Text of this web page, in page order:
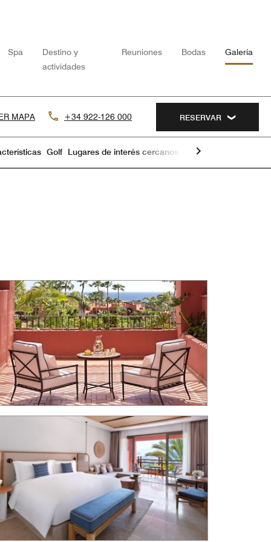
Spa
Destino y
actividades
Reuniones Bodas Galería
MAPA +34 922-126 000 RESERVAR
Golf Lugares de interés cercanos Villas
Flecha derecha